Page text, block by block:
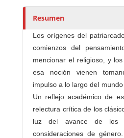
e
/
Resumen
Los orígenes del
comienzos del
mencionar el religioso, y
esa noción vienen
impulso a lo largo del
Un reflejo académico de
relectura crítica de los
luz del avance de los
consideraciones de